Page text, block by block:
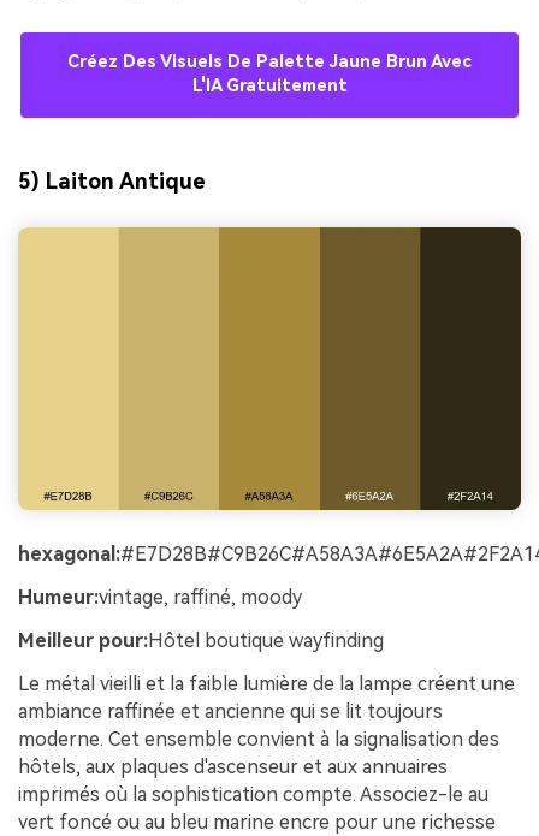
Créez Des Visuels De Palette Jaune Brun Avec
L'IA Gratuitement
5) Laiton Antique
hexagonal:
Humeur:vintage, raffiné, moody
Meilleur pour:Hôtel boutique wayfinding
Le métal vieilli et la faible lumière de la lampe créent une
ambiance raffinée et ancienne qui se lit toujours
moderne. Cet ensemble convient à la signalisation des
hôtels, aux plaques d'ascenseur et aux annuaires
imprimés où la sophistication compte. Associez-le au
vert foncé ou au bleu marine encre pour une richesse